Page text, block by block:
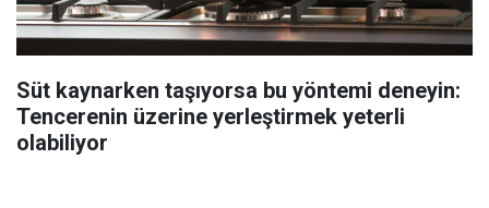
Süt kaynarken taşıyorsa bu yöntemi deneyin:
Tencerenin üzerine yerleştirmek yeterli
olabiliyor